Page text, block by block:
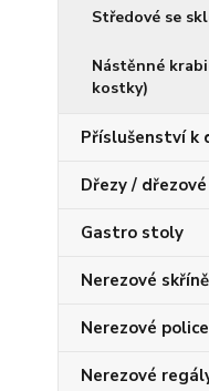
Středové se
Nástěnné
kostky)
Příslušenství k
Dřezy /
Gastro stoly
Nerezové skříně
Nerezové police
Nerezové